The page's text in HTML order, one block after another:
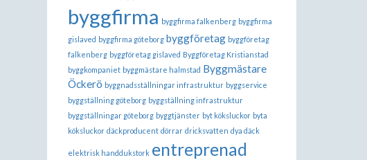
byggfirma byggfirma falkenberg byggfirma
gislaved byggfirma göteborg byggföretag byggföretag
falkenberg byggföretag gislaved Byggföretag Kristianstad
byggkompaniet byggmästare halmstad Byggmästare
Öckerö byggnadsställningar infrastruktur byggservice
byggställning göteborg byggställning infrastruktur
byggställningar göteborg byggtjänster byt köksluckor byta
köksluckor däckproducent dörrar dricksvatten dya däck
elektrisk handdukstork entreprenad